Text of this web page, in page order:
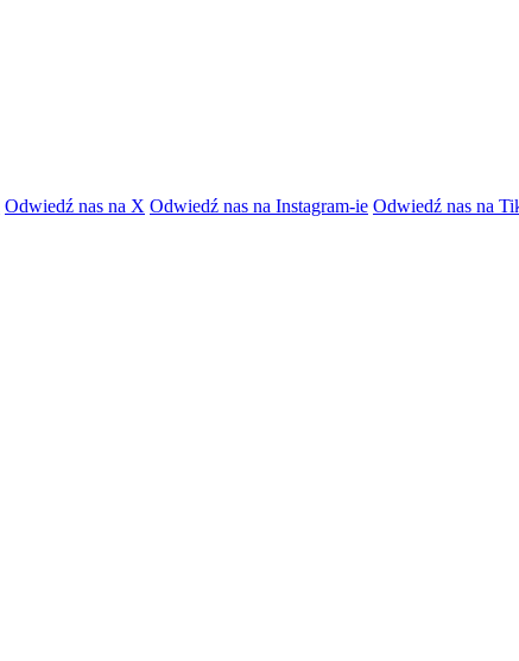
Odwiedź nas na X Odwiedź nas na Instagram-ie Odwiedź nas na